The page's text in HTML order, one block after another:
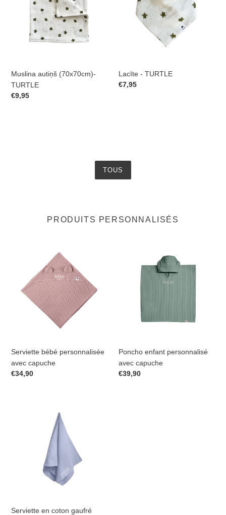
TURTLE
Muslina autiņš (70x70cm)-
TURTLE
Prix
€9,95
Lacīte - TURTLE
Prix
€7,95
TOUS
PRODUITS PERSONNALISÉS
personnalisée
capuche
Serviette bébé personnalisée
avec capuche
Prix
€34,90
personnalisé
capuche
Poncho enfant personnalisé
avec capuche
Prix
€39,90
personnalisée
Serviette en coton gaufré